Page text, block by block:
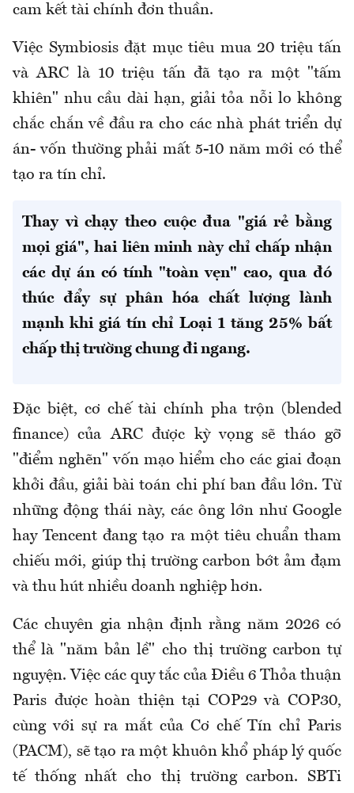
cam kết tài chính đơn thuần.
Việc Symbiosis đặt mục tiêu mua 20 triệu tấn
và ARC là 10 triệu tấn đã tạo ra một "tấm
khiên" nhu cầu dài hạn, giải tỏa nỗi lo không
chắc chắn về đầu ra cho các nhà phát triển dự
án- vốn thường phải mất 5-10 năm mới có thể
tạo ra tín chỉ.
Thay vì chạy theo cuộc đua "giá rẻ bằng
mọi giá", hai liên minh này chỉ chấp nhận
các dự án có tính "toàn vẹn" cao, qua đó
thúc đẩy sự phân hóa chất lượng lành
mạnh khi giá tín chỉ Loại 1 tăng 25% bất
chấp thị trường chung đi ngang.
Đặc biệt, cơ chế tài chính pha trộn (blended
finance) của ARC được kỳ vọng sẽ tháo gỡ
"điểm nghẽn" vốn mạo hiểm cho các giai đoạn
khởi đầu, giải bài toán chi phí ban đầu lớn. Từ
những động thái này, các ông lớn như Google
hay Tencent đang tạo ra một tiêu chuẩn tham
chiếu mới, giúp thị trường carbon bớt ảm đạm
và thu hút nhiều doanh nghiệp hơn.
Các chuyên gia nhận định rằng năm 2026 có
thể là "năm bản lề" cho thị trường carbon tự
nguyện. Việc các quy tắc của Điều 6 Thỏa thuận
Paris được hoàn thiện tại COP29 và COP30,
cùng với sự ra mắt của Cơ chế Tín chỉ Paris
(PACM), sẽ tạo ra một khuôn khổ pháp lý quốc
tế thống nhất cho thị trường carbon. SBTi